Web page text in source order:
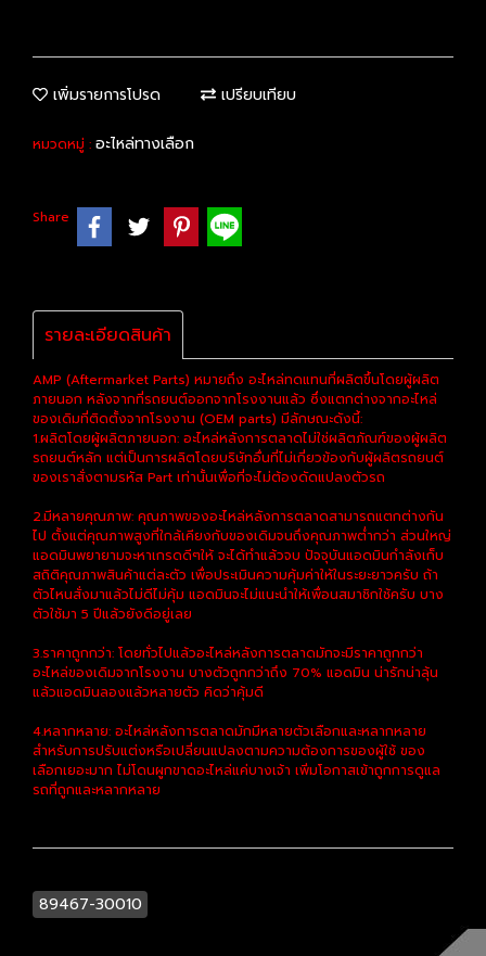
เพิ่มรายการโปรด เปรียบเทียบ
หมวดหมู่ : อะไหล่ทางเลือก
Share
รายละเอียดสินค้า
AMP (Aftermarket Parts) หมายถึง อะไหล่ทดแทนที่ผลิตขึ้นโดยผู้ผลิต
ภายนอก หลังจากที่รถยนต์ออกจากโรงงานแล้ว ซึ่งแตกต่างจากอะไหล่
ของเดิมที่ติดตั้งจากโรงงาน (OEM parts) มีลักษณะดังนี้:
1.ผลิตโดยผู้ผลิตภายนอก: อะไหล่หลังการตลาดไม่ใช่ผลิตภัณฑ์ของผู้ผลิต
รถยนต์หลัก แต่เป็นการผลิตโดยบริษัทอื่นที่ไม่เกี่ยวข้องกับผู้ผลิตรถยนต์
ของเราสั่งตามรหัส Part เท่านั้นเพื่อที่จะไม่ต้องดัดแปลงตัวรถ
2.มีหลายคุณภาพ: คุณภาพของอะไหล่หลังการตลาดสามารถแตกต่างกัน
ไป ตั้งแต่คุณภาพสูงที่ใกล้เคียงกับของเดิมจนถึงคุณภาพต่ำกว่า ส่วนใหญ่
แอดมินพยายามจะหาเกรดดีๆให้ จะได้ทำแล้วจบ ปัจจุบันแอดมินกำลังเก็บ
สถิติคุณภาพสินค้าแต่ละตัว เพื่อประเมินความคุ้มค่าให้ในระยะยาวครับ ถ้า
ตัวไหนสั่งมาแล้วไม่ดีไม่คุ้ม แอดมินจะไม่แนะนำให้เพื่อนสมาชิกใช้ครับ บาง
ตัวใช้มา 5 ปีแล้วยังดีอยู่เลย
3.ราคาถูกกว่า: โดยทั่วไปแล้วอะไหล่หลังการตลาดมักจะมีราคาถูกกว่า
อะไหล่ของเดิมจากโรงงาน บางตัวถูกกว่าถึง 70% แอดมิน น่ารักน่าลุ้น
แล้วแอดมินลองแล้วหลายตัว คิดว่าคุ้มดี
4.หลากหลาย: อะไหล่หลังการตลาดมักมีหลายตัวเลือกและหลากหลาย
สำหรับการปรับแต่งหรือเปลี่ยนแปลงตามความต้องการของผู้ใช้ ของ
เลือกเยอะมาก ไม่โดนผูกขาดอะไหล่แค่บางเจ้า เพิ่มโอกาสเข้าถูกการดูแล
รถที่ถูกและหลากหลาย
89467-30010